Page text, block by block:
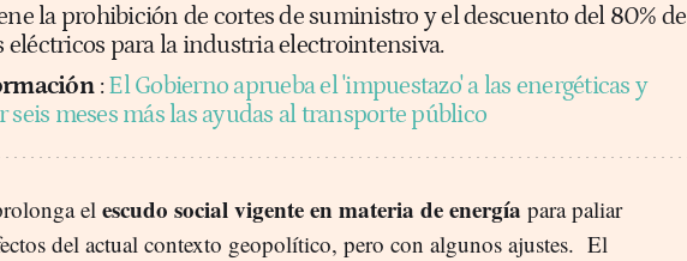
la prohibición de cortes de suministro y el descuento del 80% de
eléctricos para la industria electrointensiva.
:El Gobierno aprueba el 'impuestazo' a las energéticas y
seis meses más las ayudas al transporte público
el escudo social vigente en materia de energía para paliar
del actual contexto geopolítico, pero con algunos ajustes. El